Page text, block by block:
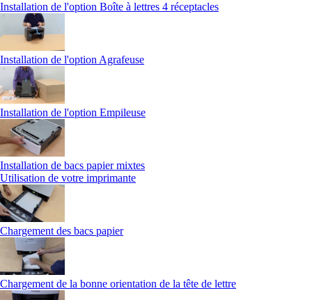
Installation de l'option Boîte à lettres 4 réceptacles
Installation de l'option Agrafeuse
Installation de l'option Empileuse
Installation de bacs papier mixtes
Utilisation de votre imprimante
Chargement des bacs papier
Chargement de la bonne orientation de la tête de lettre